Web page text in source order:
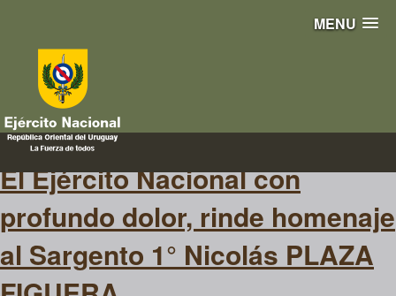
MENU
sepelio
El Ejército Nacional con
profundo dolor, rinde homenaje
al Sargento 1° Nicolás PLAZA